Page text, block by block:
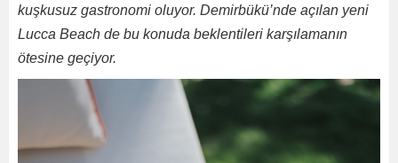
kuşkusuz gastronomi oluyor. Demirbükü’nde açılan yeni
Lucca Beach de bu konuda beklentileri karşılamanın
ötesine geçiyor.